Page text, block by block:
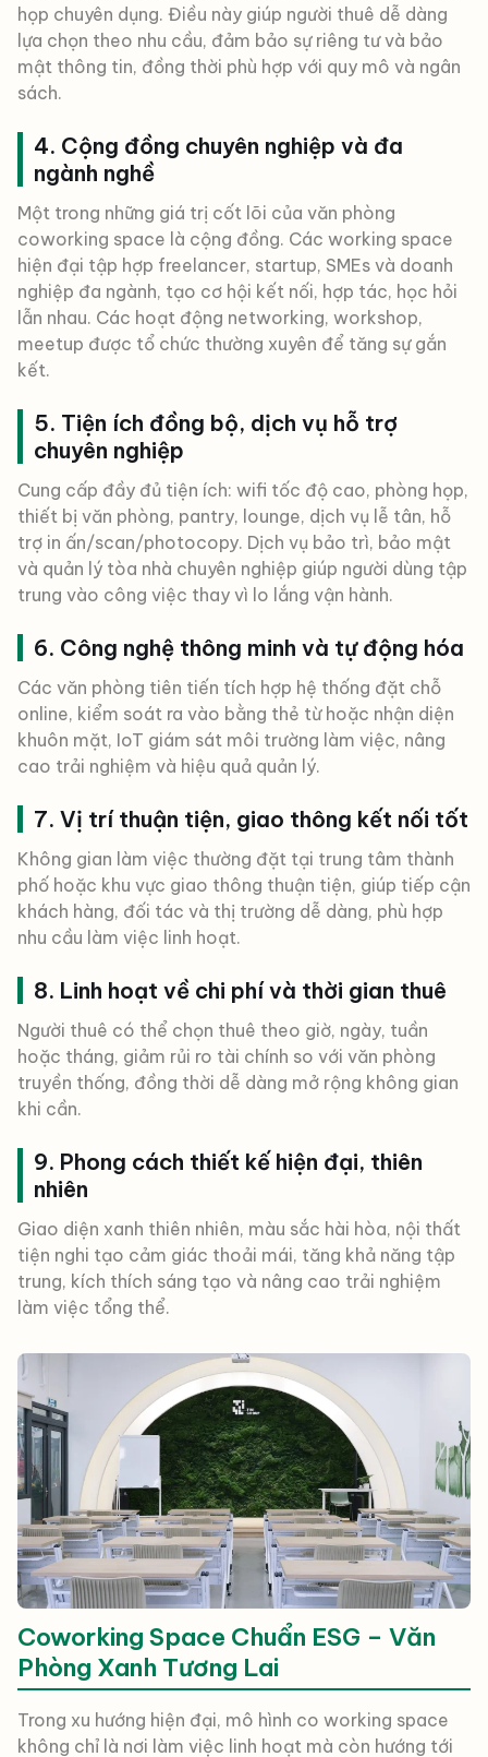
họp chuyên dụng. Điều này giúp người thuê dễ dàng
lựa chọn theo nhu cầu, đảm bảo sự riêng tư và bảo
mật thông tin, đồng thời phù hợp với quy mô và ngân
sách.
4. Cộng đồng chuyên nghiệp và đa
ngành nghề
Một trong những giá trị cốt lõi của văn phòng
coworking space là cộng đồng. Các working space
hiện đại tập hợp freelancer, startup, SMEs và doanh
nghiệp đa ngành, tạo cơ hội kết nối, hợp tác, học hỏi
lẫn nhau. Các hoạt động networking, workshop,
meetup được tổ chức thường xuyên để tăng sự gắn
kết.
5. Tiện ích đồng bộ, dịch vụ hỗ trợ
chuyên nghiệp
Cung cấp đầy đủ tiện ích: wifi tốc độ cao, phòng họp,
thiết bị văn phòng, pantry, lounge, dịch vụ lễ tân, hỗ
trợ in ấn/scan/photocopy. Dịch vụ bảo trì, bảo mật
và quản lý tòa nhà chuyên nghiệp giúp người dùng tập
trung vào công việc thay vì lo lắng vận hành.
6. Công nghệ thông minh và tự động hóa
Các văn phòng tiên tiến tích hợp hệ thống đặt chỗ
online, kiểm soát ra vào bằng thẻ từ hoặc nhận diện
khuôn mặt, IoT giám sát môi trường làm việc, nâng
cao trải nghiệm và hiệu quả quản lý.
7. Vị trí thuận tiện, giao thông kết nối tốt
Không gian làm việc thường đặt tại trung tâm thành
phố hoặc khu vực giao thông thuận tiện, giúp tiếp cận
khách hàng, đối tác và thị trường dễ dàng, phù hợp
nhu cầu làm việc linh hoạt.
8. Linh hoạt về chi phí và thời gian thuê
Người thuê có thể chọn thuê theo giờ, ngày, tuần
hoặc tháng, giảm rủi ro tài chính so với văn phòng
truyền thống, đồng thời dễ dàng mở rộng không gian
khi cần.
9. Phong cách thiết kế hiện đại, thiên
nhiên
Giao diện xanh thiên nhiên, màu sắc hài hòa, nội thất
tiện nghi tạo cảm giác thoải mái, tăng khả năng tập
trung, kích thích sáng tạo và nâng cao trải nghiệm
làm việc tổng thể.
Coworking Space Chuẩn ESG – Văn
Phòng Xanh Tương Lai
Trong xu hướng hiện đại, mô hình co working space
không chỉ là nơi làm việc linh hoạt mà còn hướng tới